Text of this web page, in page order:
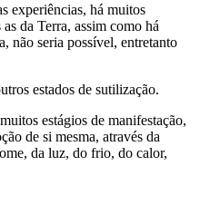
experiências, há muitos
da Terra, assim como há
não seria possível, entretanto
estados de sutilização.
estágios de manifestação,
de si mesma, através da
da luz, do frio, do calor,